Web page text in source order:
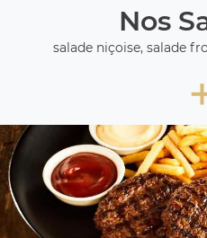
Nos
salade niçoise, salade